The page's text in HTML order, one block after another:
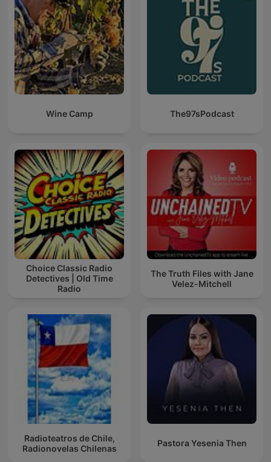
Wine Camp The97sPodcast
Choice Classic Radio
Detectives | Old Time
Radio
The Truth Files with Jane
Velez-Mitchell
Radioteatros de Chile,
Radionovelas Chilenas
Pastora Yesenia Then